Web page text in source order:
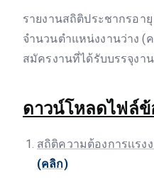
รายงานสถิติประชากรอา
จำนวนตำแหน่งงานว่าง (
สมัครงานที่ได้รับบรรจุงา
ดาวน์โหลดไฟล์
สถิติความต้องการเเรง
(คลิก)